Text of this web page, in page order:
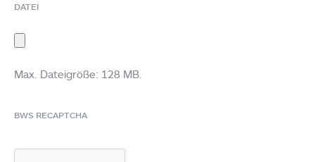
DATEI
Max. Dateigröße: 128 MB.
BWS RECAPTCHA